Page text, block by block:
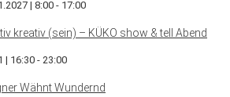
| 8:00- 17:00
kreativ (sein) – KÜKO show & tell Abend
| 16:30- 23:00
Wähnt Wundernd